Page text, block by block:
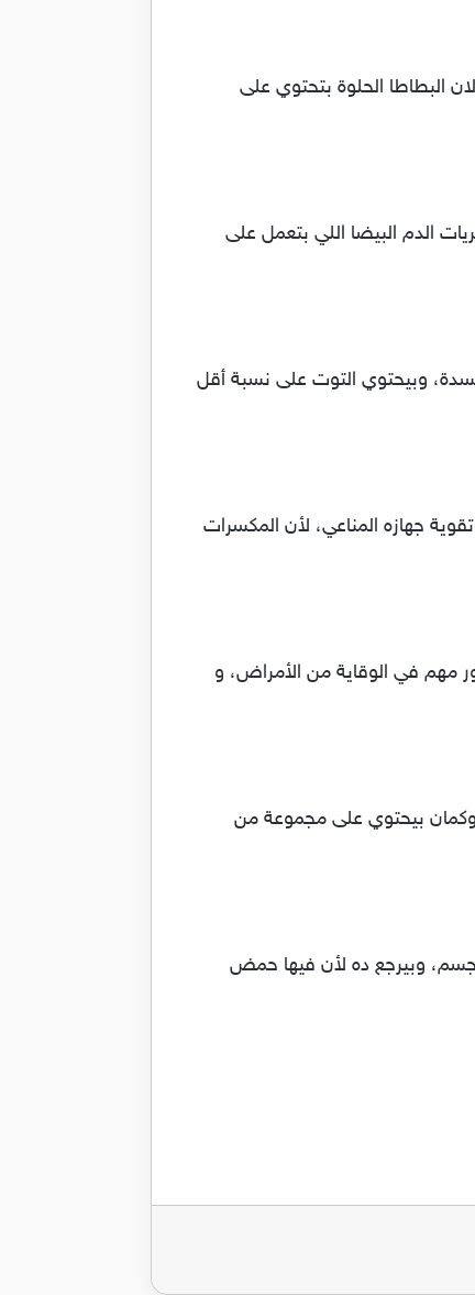
البطاطا الحلوة بتحتوي على
الدم البيضا اللي بتعمل على
وبيحتوي التوت على نسبة أقل
من الأمراض وتقوية جهازه المناعي، لأن المكسرات
مهم في الوقاية من الأمراض، و
وكمان بيحتوي على مجموعة من
وبيرجع ده لأن فيها حمض